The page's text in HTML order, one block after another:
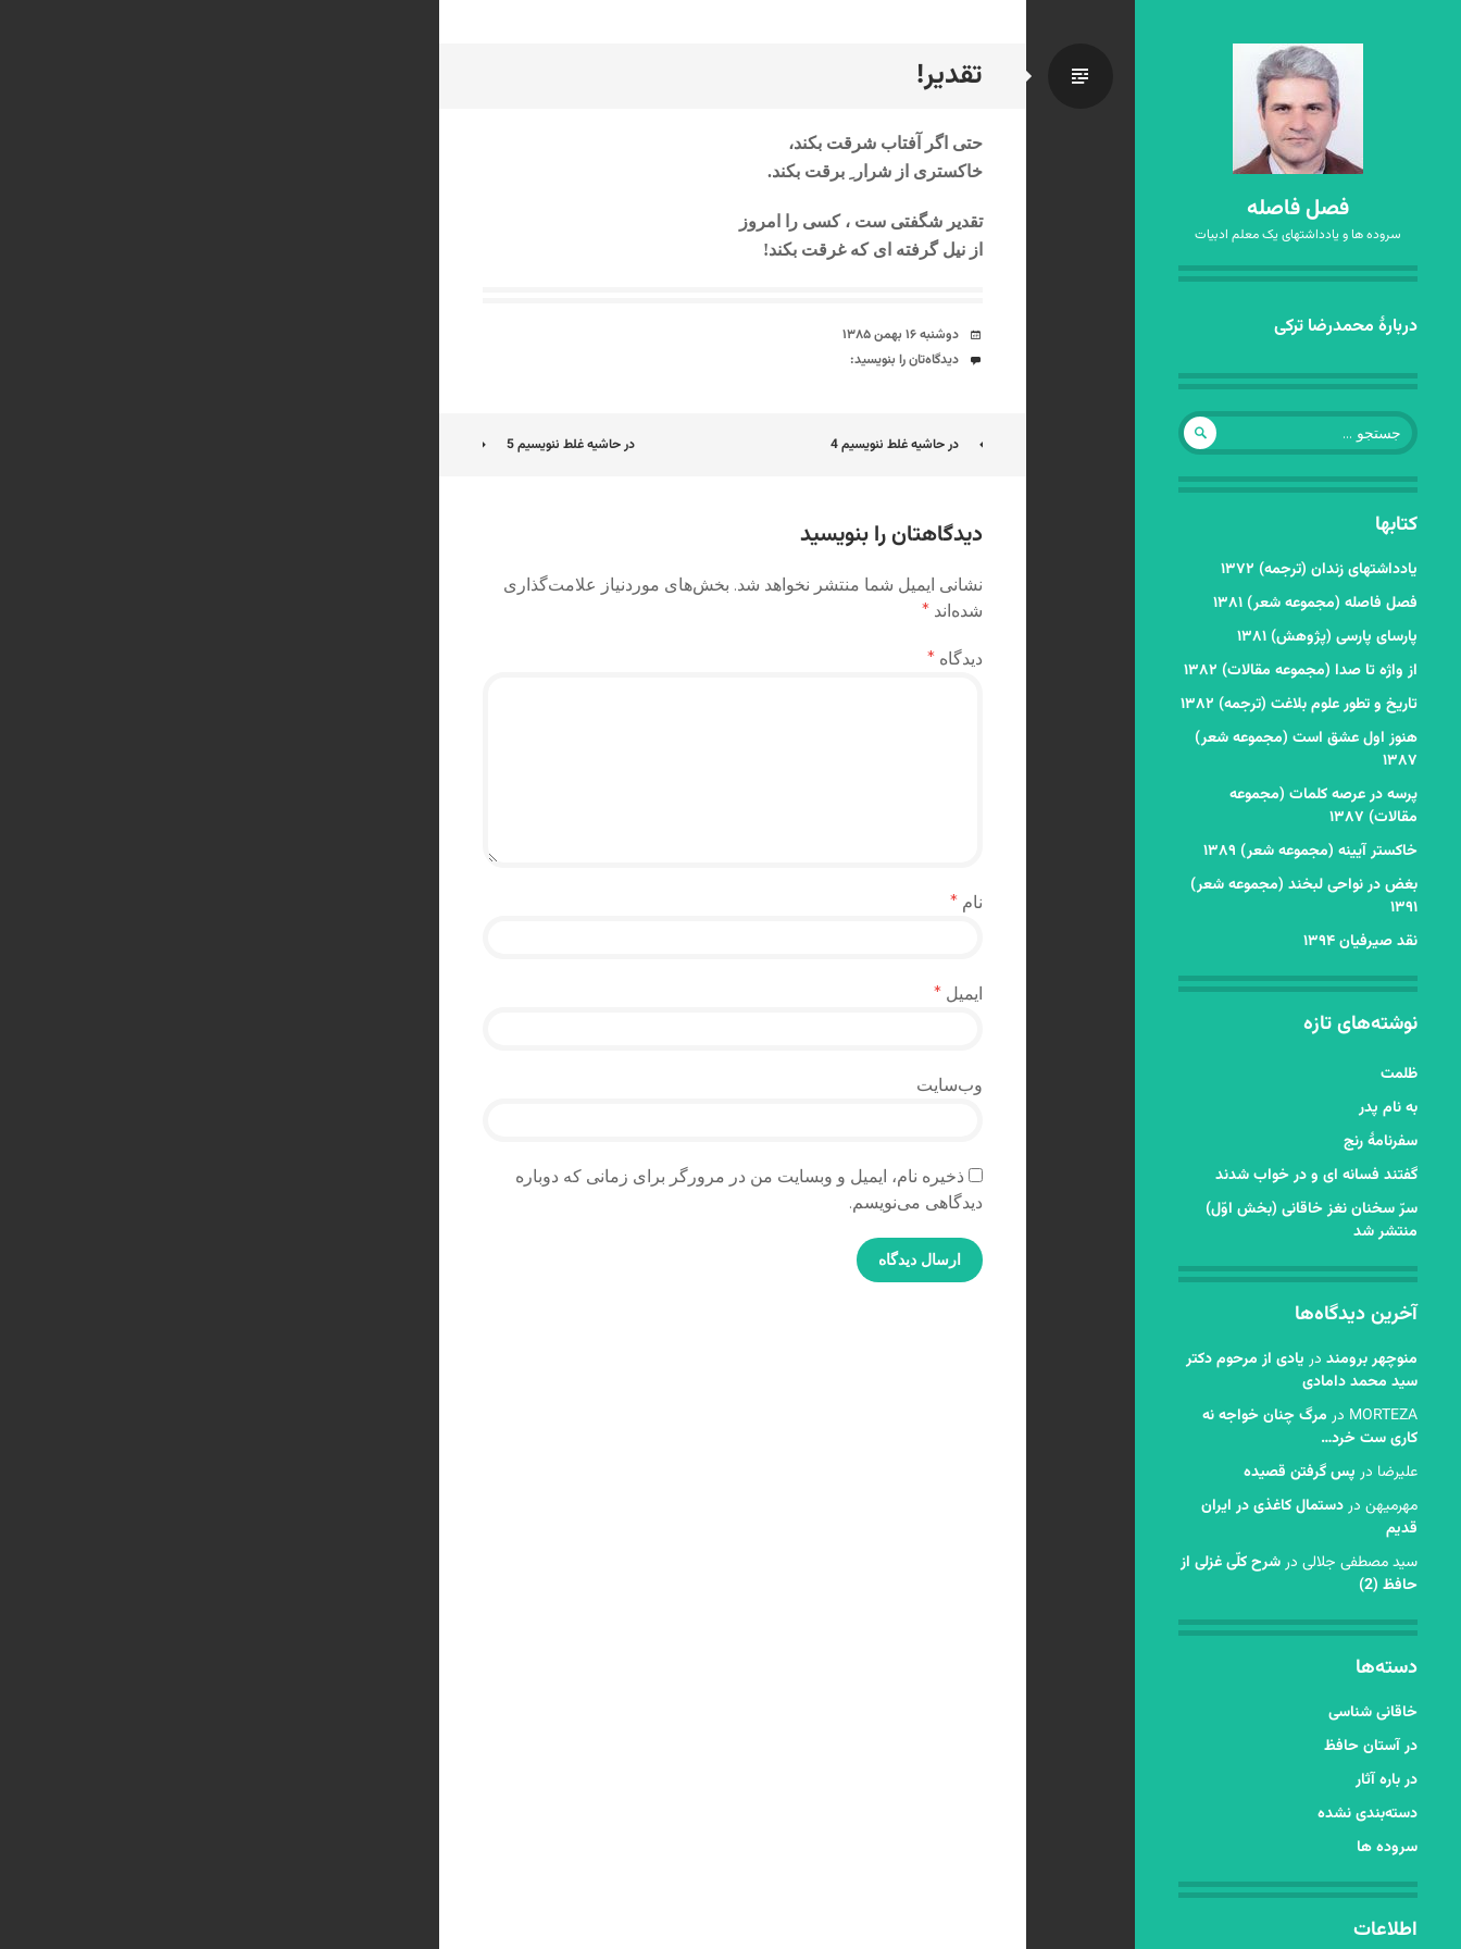
فصل فاصله
سروده ها و یادداشتهای یک معلم ادبیات
رفتن
نوشته‌ها
دربارهٔ محمدرضا ترکی
جستجو
برای:
کتابها
یادداشتهای زندان (ترجمه) ۱۳۷۲
فصل فاصله (مجموعه شعر) ۱۳۸۱
پارسای پارسی (پژوهش) ۱۳۸۱
از واژه تا صدا (مجموعه مقالات) ۱۳۸۲
تاریخ و تطور علوم بلاغت (ترجمه) ۱۳۸۲
هنوز اول عشق است (مجموعه شعر)
۱۳۸۷
پرسه در عرصه کلمات (مجموعه
مقالات) ۱۳۸۷
خاکستر آیینه (مجموعه شعر) ۱۳۸۹
بغض در نواحی لبخند (مجموعه شعر)
۱۳۹۱
نقد صیرفیان ۱۳۹۴
نوشته‌های تازه
ظلمت
به نام پدر
سفرنامۀ رنج
گفتند فسانه ای و در خواب شدند
سرّ سخنان نغز خاقانی (بخش اوّل)
منتشر شد
آخرین دیدگاه‌ها
منوچهر برومند در یادی از مرحوم دکتر
سید محمد دامادی
MORTEZA در مرگ چنان خواجه نه
کاری ست خرد…
عليرضا در پس گرفتن قصیده
مهرمیهن دردستمال کاغذی در ایران
قدیم
سید مصطفی جلالی درشرح کلّی غزلی از
حافظ (2)
دسته‌ها
خاقانی شناسی
در آستان حافظ
در باره آثار
دسته‌بندی نشده
سروده ها
اطلاعات
تقدیر!
استاندارد
حتی اگر آفتاب شرقت بکند،
خاکستری از شرار ِ برقت بکند.
تقدیر شگفتی ست ، کسی را امروز
از نیل گرفته ای که غرقت بکند!
تاریخ
دوشنبه ۱۶ بهمن ۱۳۸۵
دیدگاه‌ها
دیدگاه‌تان را بنویسید:
ناوبری
در حاشیه غلط ننویسیم 4 در حاشیه غلط ننویسیم 5
دیدگاهتان را بنویسید
نشانی ایمیل شما منتشر نخواهد شد. بخش‌های موردنیاز علامت‌گذاری
شده‌اند *
دیدگاه *
نام *
ایمیل *
وب‌سایت
ذخیره نام، ایمیل و وبسایت من در مرورگر برای زمانی که دوباره
دیدگاهی می‌نویسم.